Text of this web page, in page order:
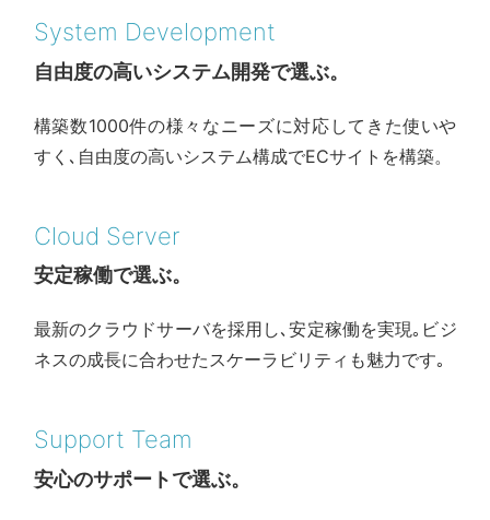
System Development
自由度の高いシステム開発で選ぶ。
構築数1000件の様々なニーズに対応してきた使いや
すく､自由度の高いシステム構成でECサイトを構築。
Cloud Server
安定稼働で選ぶ。
最新のクラウドサーバを採用し､安定稼働を実現｡ビジ
ネスの成長に合わせたスケーラビリティも魅力です｡
Support Team
安心のサポートで選ぶ。